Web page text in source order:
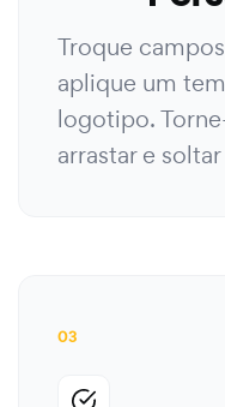
Troque
aplique um
logotipo.
arrastar e
03